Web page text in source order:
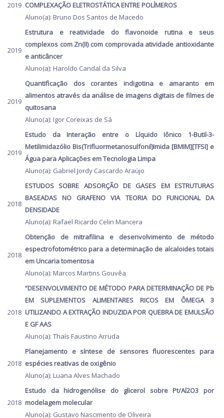
2019 COMPLEXAÇÃO ELETROSTÁTICA ENTRE POLÍMEROS
Aluno(a): Bruno Dos Santos de Macedo
2019
Estrutura e reatividade do flavonoide rutina e seus
complexos com Zn(II) com comprovada atividade antioxidante
e anticâncer
Aluno(a): Haroldo Candal da Silva
2019
Quantificação dos corantes indigotina e amaranto em
alimentos através da análise de imagens digitais de filmes de
quitosana
Aluno(a): Igor Coreixas de Sá
2019
Estudo da Interação entre o Líquido Iônico 1-Butil-3-
Metilimidazólio Bis(Trifluormetanosulfonil)Imida [BMIM][TFSI] e
Água para Aplicações em Tecnologia Limpa
Aluno(a): Gabriel Jordy Cascardo Araújo
2018
ESTUDOS SOBRE ADSORÇÃO DE GASES EM ESTRUTURAS
BASEADAS NO GRAFENO VIA TEORIA DO FUNCIONAL DA
DENSIDADE
Aluno(a): Rafael Ricardo Celin Mancera
2018
Obtenção de mitrafilina e desenvolvimento de método
espectrofotométrico para a determinação de alcaloides totais
em Uncaria tomentosa
Aluno(a): Marcos Martins Gouvêa
2018
“DESENVOLVIMENTO DE MÉTODO PARA DETERMINAÇÃO DE Pb
EM SUPLEMENTOS ALIMENTARES RICOS EM ÔMEGA 3
UTILIZANDO A EXTRAÇÃO INDUZIDA POR QUEBRA DE EMULSÃO
E GF AAS
Aluno(a): Thaís Faustino Arruda
2018
Planejamento e síntese de sensores fluorescentes para
espécies reativas de oxigênio
Aluno(a): Luana Alves Machado
2018
Estudo da hidrogenólise do glicerol sobre Pt/Al2O3 por
modelagem molecular
Aluno(a): Gustavo Nascimento de Oliveira